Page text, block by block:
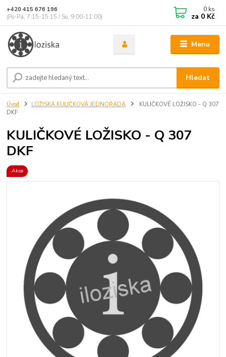
Menu
Hledat
+420 415 676 196
(Po-Pá, 7:15-15:15 / So, 9:00-11:00)
0 ks
za 0 Kč
Úvod LOŽISKA KULIČKOVÁ JEDNOŘADÁ
KULIČKOVÉ LOŽISKO - Q 307
DKF
KULIČKOVÉ LOŽISKO - Q 307
DKF
Akce